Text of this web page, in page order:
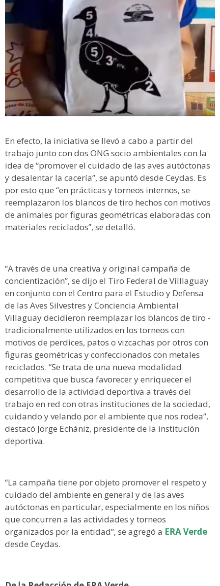
En efecto, la iniciativa se llevó a cabo a partir del
trabajo junto con dos ONG socio ambientales con la
idea de “promover el cuidado de las aves autóctonas
y desalentar la cacería”, se apuntó desde Ceydas. Es
por esto que “en prácticas y torneos internos, se
reemplazaron los blancos de tiro hechos con motivos
de animales por figuras geométricas elaboradas con
materiales reciclados”, se detalló.
“A través de una creativa y original campaña de
concientización”, se dijo el Tiro Federal de Villlaguay
en conjunto con el Centro para el Estudio y Defensa
de las Aves Silvestres y Conciencia Ambiental
Villaguay decidieron reemplazar los blancos de tiro -
tradicionalmente utilizados en los torneos con
motivos de perdices, patos o vizcachas por otros con
figuras geométricas y confeccionados con metales
reciclados. “Se trata de una nueva modalidad
competitiva que busca favorecer y enriquecer el
desarrollo de la actividad deportiva a través del
trabajo en red con otras instituciones de la sociedad,
cuidando y velando por el ambiente que nos rodea”,
destacó Jorge Echániz, presidente de la institución
deportiva.
“La campaña tiene por objeto promover el respeto y
cuidado del ambiente en general y de las aves
autóctonas en particular, especialmente en los niños
que concurren a las actividades y torneos
organizados por la entidad”, se agregó a ERA Verde
desde Ceydas.